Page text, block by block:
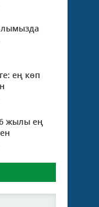
ең көп
жылы ең